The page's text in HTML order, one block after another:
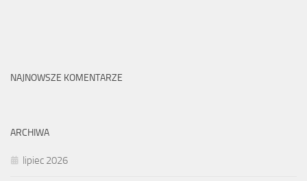
NAJNOWSZE KOMENTARZE
ARCHIWA
lipiec 2026